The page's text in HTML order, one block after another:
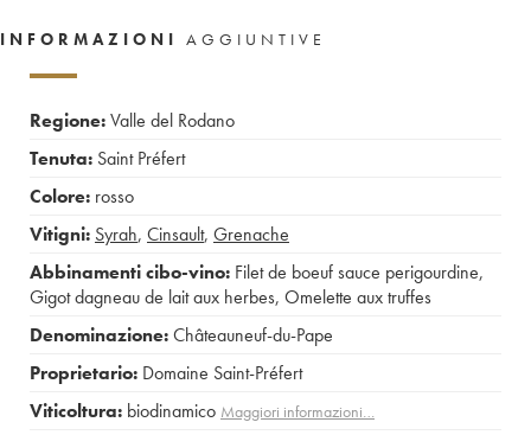
INFORMAZIONI AGGIUNTIVE
Regione:Valle del Rodano
Tenuta: Saint Préfert
Colore: rosso
Vitigni: Syrah, Cinsault, Grenache
Abbinamenti cibo-vino: Filet de boeuf sauce perigourdine,
Gigot dagneau de lait aux herbes, Omelette aux truffes
Denominazione:Châteauneuf-du-Pape
Proprietario: Domaine Saint-Préfert
Viticoltura: biodinamico Maggiori informazioni…